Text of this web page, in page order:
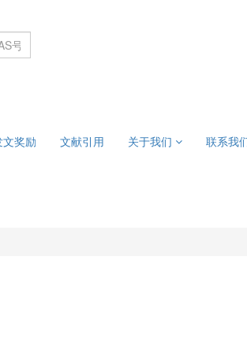
文奖励 文献引用 关于我们 联系我